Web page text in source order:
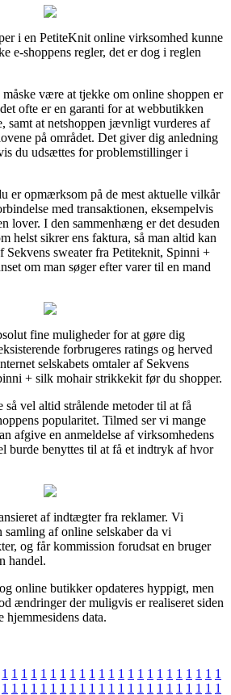
i en PetiteKnit online virksomhed kunne
e-shoppens regler, det er dog i reglen
være at tjekke om online shoppen er
ofte er en garanti for at webbutikken
samt at netshoppen jævnligt vurderes af
på området. Det giver dig anledning
du udsættes for problemstillinger i
er opmærksom på de mest aktuelle vilkår
med transaktionen, eksempelvis
lover. I den sammenhæng er det desuden
helst sikrer ens faktura, så man altid kan
Sekvens sweater fra Petiteknit, Spinni +
om man søger efter varer til en mand
fine muligheder for at gøre dig
forbrugeres ratings og herved
selskabets omtaler af Sekvens
+ silk mohair strikkekit før du shopper.
vel altid strålende metoder til at få
popularitet. Tilmed ser vi mange
afgive en anmeldelse af virksomhedens
burde benyttes til at få et indtryk af hvor
af indtægter fra reklamer. Vi
samling af online selskaber da vi
og får kommission forudsat en bruger
handel.
online butikker opdateres hyppigt, men
ændringer der muligvis er realiseret siden
hjemmesidens data.
1 1 1 1 1 1 1 1 1 1 1 1 1 1 1 1 1 1 1 1 1 1 1
1 1 1 1 1 1 1 1 1 1 1 1 1 1 1 1 1 1 1 1 1 1 1